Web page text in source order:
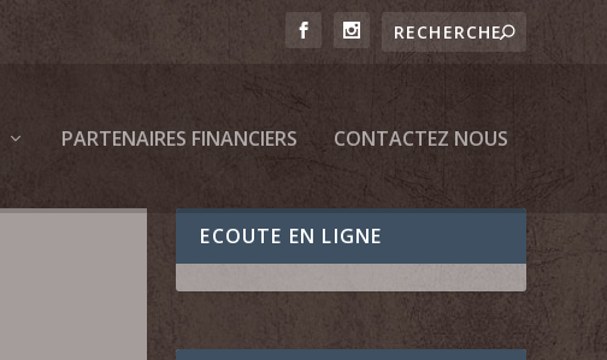
PARTENAIRES FINANCIERS CONTACTEZ NOUS
ECOUTE EN LIGNE